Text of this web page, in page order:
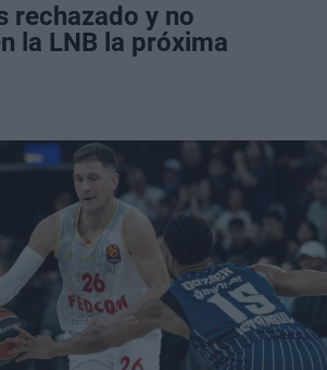
rechazado y no
la LNB la próxima